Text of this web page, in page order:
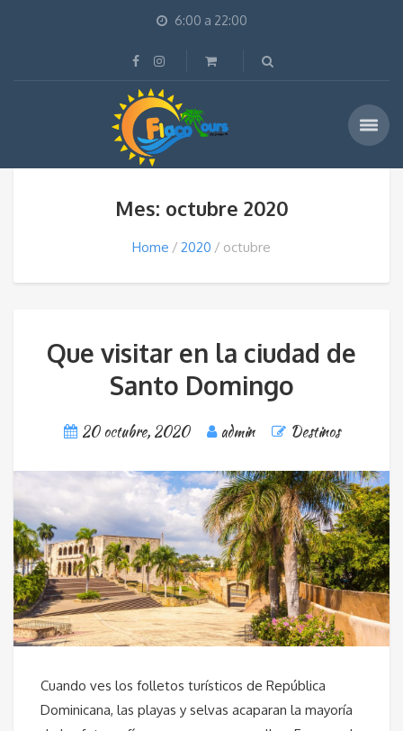
6:00 a 22:00
Mes: octubre 2020
Home 2020 octubre
Que visitar en la ciudad de
Santo Domingo
20 octubre, 2020 admin Destinos
Cuando ves los folletos turísticos de República
Dominicana, las playas y selvas acaparan la mayoría